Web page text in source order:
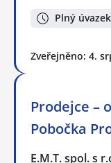
Plný úvazek
Zveřejněno: 4.
Prodejce –
Pobočka
E.M.T. spol. s